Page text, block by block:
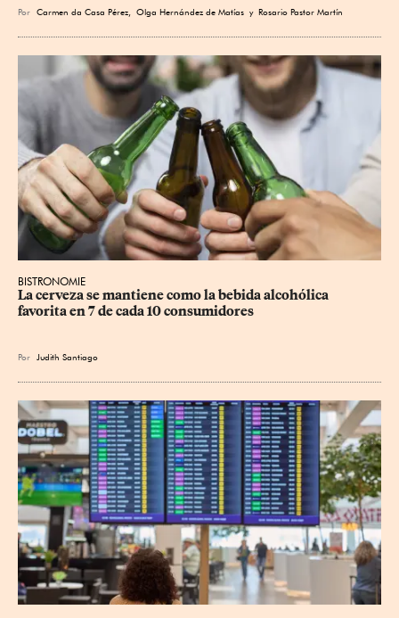
Por Carmen da Casa Pérez, Olga Hernández de Matías y Rosario Pastor Martín
BISTRONOMIE
La cerveza se mantiene como la bebida alcohólica
favorita en 7 de cada 10 consumidores
Por Judith Santiago